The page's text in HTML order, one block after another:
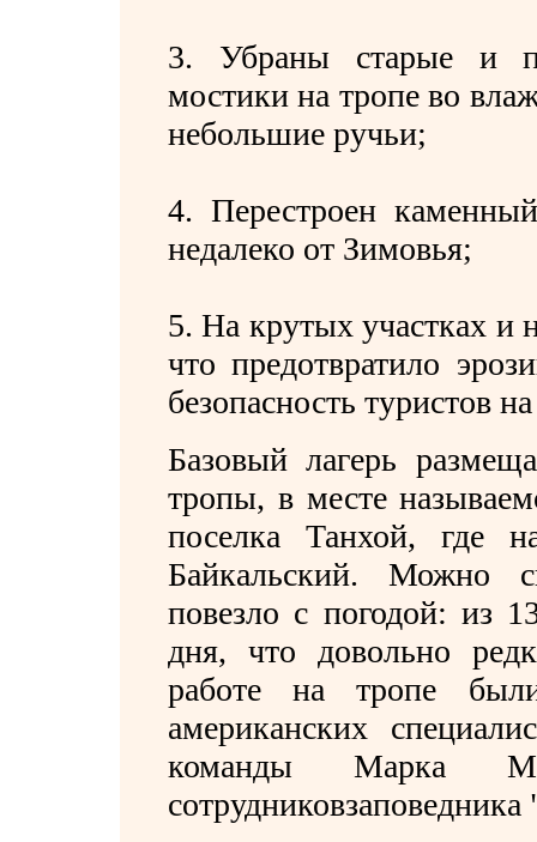
3. Убраны старые и
мостики на тропе во
небольшие ручьи;
4. Перестроен
недалеко от Зимовья;
5. На крутых участках и
что предотвратило
безопасность туристов
Базовый лагерь
тропы, в месте
поселка Танхой, где
Байкальский. Можно
повезло с погодой: из
дня, что довольно
работе на тропе
американских
команды Марка